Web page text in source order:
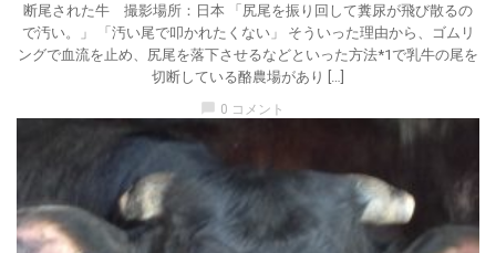
断尾された牛 撮影場所：日本 「尻尾を振り回して糞尿が飛び散るの
で汚い。」 「汚い尾で叩かれたくない」 そういった理由から、ゴムリ
ングで血流を止め、尻尾を落下させるなどといった方法*1で乳牛の尾を
切断している酪農場があり […]
0 コメント